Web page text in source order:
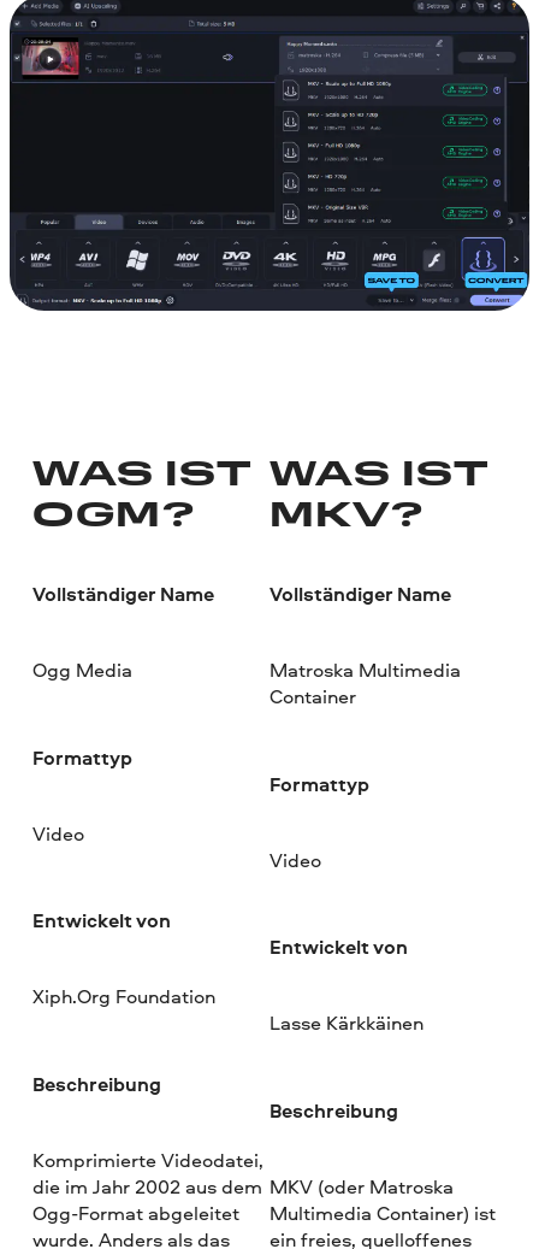
WAS IST
OGM?
Vollständiger Name
Ogg Media
Formattyp
Video
Entwickelt von
Xiph.Org Foundation
Beschreibung
Komprimierte Videodatei,
die im Jahr 2002 aus dem
Ogg-Format abgeleitet
wurde. Anders als das
WAS IST
MKV?
Vollständiger Name
Matroska Multimedia
Container
Formattyp
Video
Entwickelt von
Lasse Kärkkäinen
Beschreibung
MKV (oder Matroska
Multimedia Container) ist
ein freies, quelloffenes